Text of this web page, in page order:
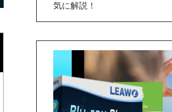
気に解説！